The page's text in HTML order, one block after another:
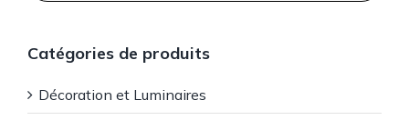
Catégories de produits
Décoration et Luminaires